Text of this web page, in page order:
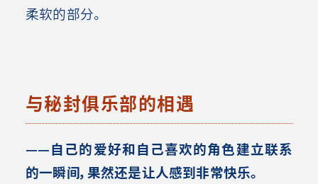
柔软的部分。
与秘封俱乐部的相遇
——自己的爱好和自己喜欢的角色建立联系
的一瞬间，果然还是让人感到非常快乐。